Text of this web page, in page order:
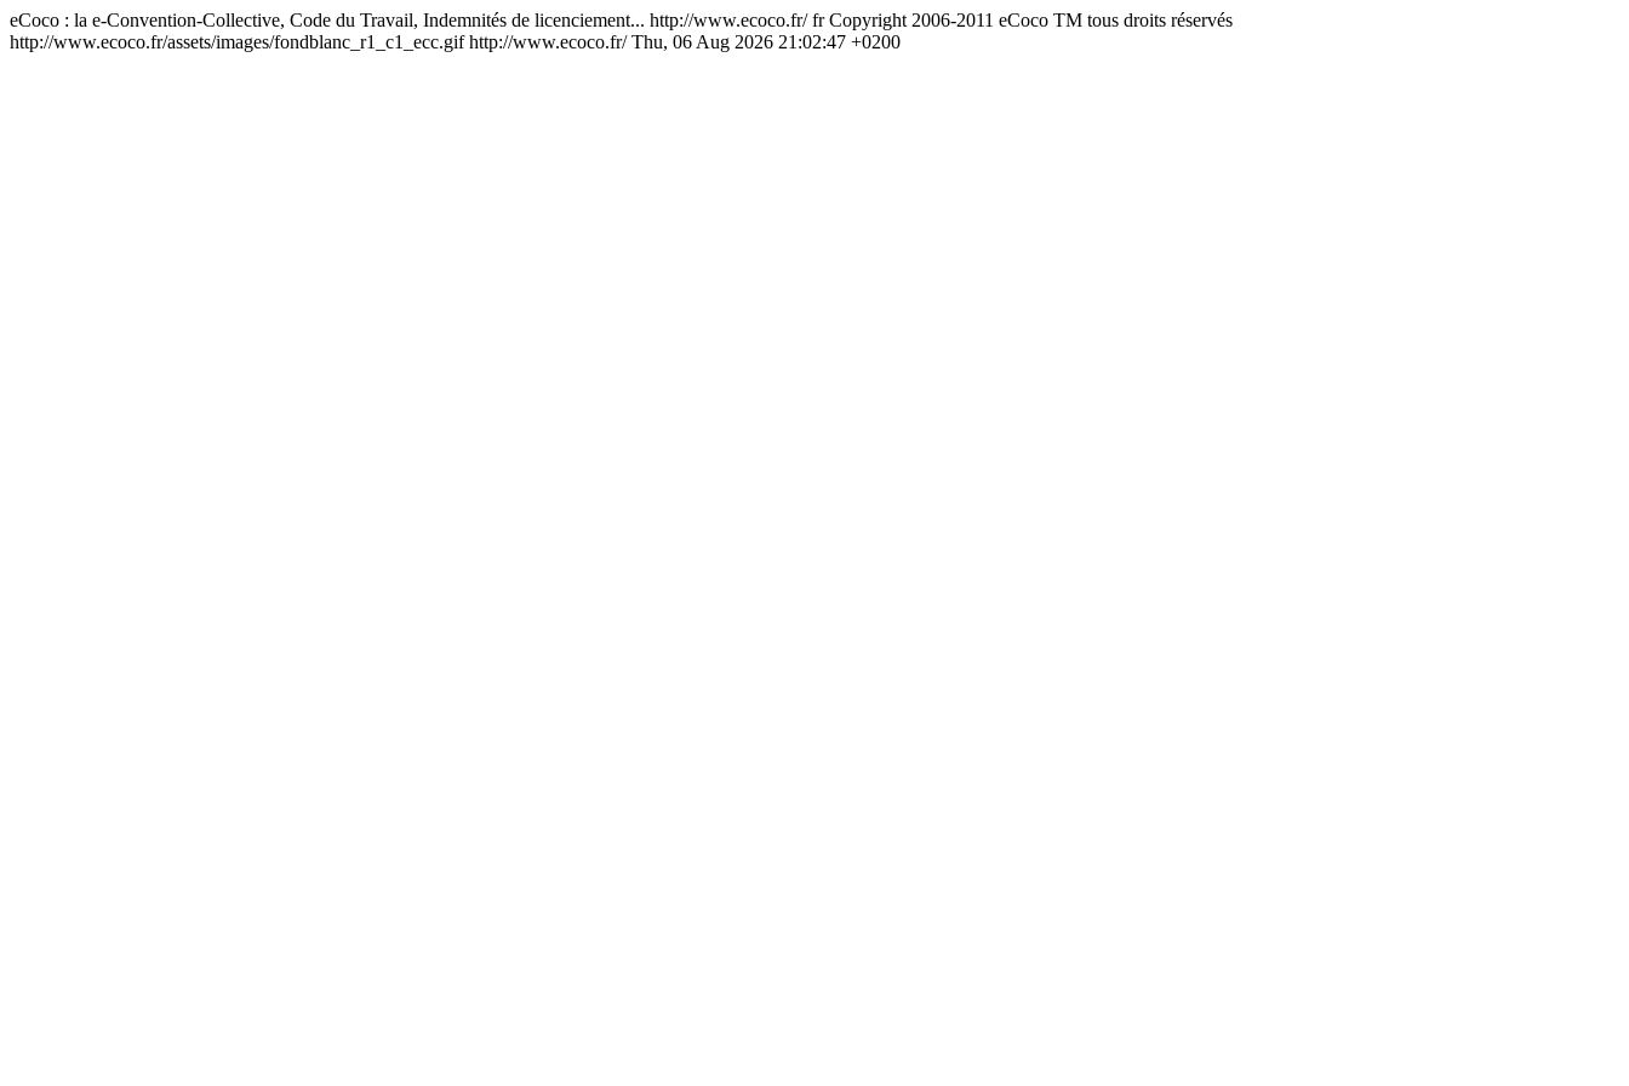
eCoco : la e-Convention-Collective, Code du Travail, Indemnités de licenciement... http://www.ecoco.fr/fr Copyright 2006-2011 eCoco TM tous droits réservés
http://www.ecoco.fr/assets/images/fondblanc_r1_c1_ecc.gif http://www.ecoco.fr/Thu, 06 Aug 2026 21:02:47 +0200